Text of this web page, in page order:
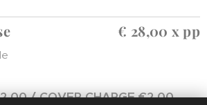
€ 28,00 x pp
/ COVER CHARGE €2,00